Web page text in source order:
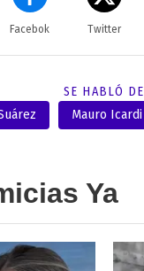
Facebok Twitter
SE HABLÓ DE
Mauro Icardi
Ya